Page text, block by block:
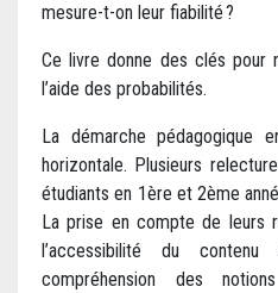
mesure-t-on leur fiabilité ?
Ce livre donne des clés pour
l’aide des probabilités.
La démarche pédagogique
horizontale. Plusieurs
étudiants en 1ère et 2ème
La prise en compte de leurs
l’accessibilité du
compréhension des